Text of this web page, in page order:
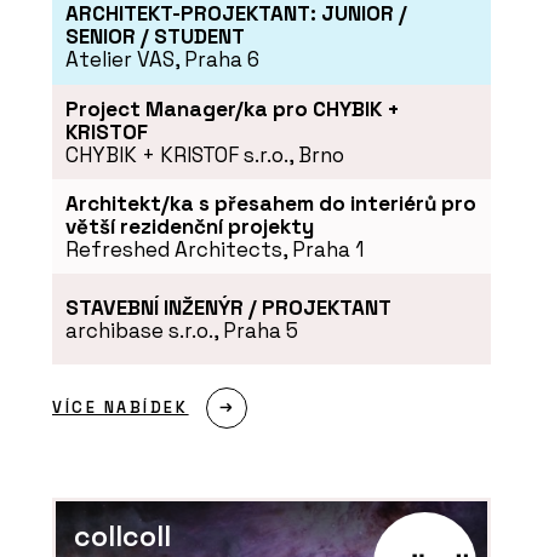
ARCHITEKT-PROJEKTANT: JUNIOR /
SENIOR / STUDENT
Atelier VAS, Praha 6
Project Manager/ka pro CHYBIK +
KRISTOF
CHYBIK + KRISTOF s.r.o., Brno
Architekt/ka s přesahem do interiérů pro
větší rezidenční projekty
Refreshed Architects, Praha 1
STAVEBNÍ INŽENÝR / PROJEKTANT
archibase s.r.o., Praha 5
VÍCE NABÍDEK
collcoll